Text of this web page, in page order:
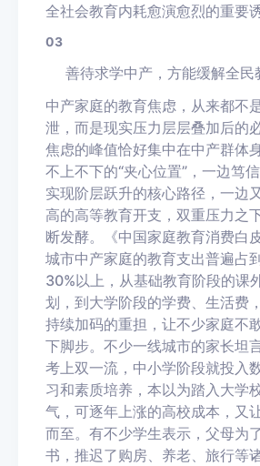
全社会教育内耗愈演愈烈的重要诱
03
善待求学中产，方能缓解全民
中产家庭的教育焦虑，从来都不
泄，而是现实压力层层叠加后的
焦虑的峰值恰好集中在中产群体
不上不下的“夹心位置”，一边笃
实现阶层跃升的核心路径，一边
高的高等教育开支，双重压力之
断发酵。《中国家庭教育消费白
城市中产家庭的教育支出普遍占
30%以上 ，从基础教育阶段的课
划，到大学阶段的学费、生活费
持续加码的重担，让不少家庭不
下脚步。不少一线城市的家长坦
考上双一流，中小学阶段就投入
习和素质培养，本以为踏入大学
气，可逐年上涨的高校成本，又
而至。有不少学生表示，父母为
书，推迟了购房、养老、旅行等